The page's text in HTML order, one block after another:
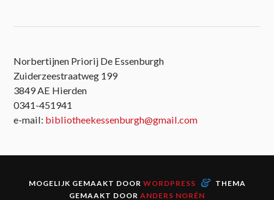
Norbertijnen Priorij De Essenburgh
Zuiderzeestraatweg 199
3849 AE Hierden
0341-451941
e-mail: bibliotheekessenburgh@gmail.com
MOGELIJK GEMAAKT DOOR WORDPRESS &
THEMA
GEMAAKT DOOR ANDERS NORÉN